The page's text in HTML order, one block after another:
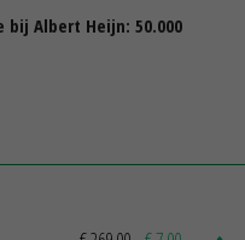
bij Albert Heijn: 50.000